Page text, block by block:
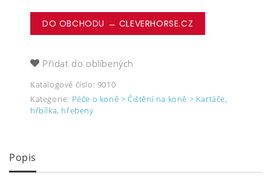
DO OBCHODU → CLEVERHORSE.CZ
Přidat do oblíbených
Katalogové číslo: 9010
Kategorie: Péče o koně > Čištění na koně > Kartáče,
hřbílka, hřebeny
Popis